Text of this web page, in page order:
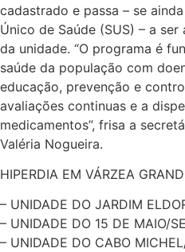
cadastrado e passa – se
Único de Saúde (SUS) – a
da unidade. “O programa é
saúde da população com
educação, prevenção e
avaliações continuas e a
medicamentos”, frisa a
Valéria Nogueira.
HIPERDIA EM VÁRZEA
– UNIDADE DO JARDIM
– UNIDADE DO 15 DE MAIO/
– UNIDADE DO CABO